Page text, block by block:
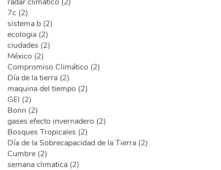
7c (2)
sistema b (2)
ecologia (2)
ciudades (2)
México (2)
Compromiso Climático (2)
Día de la tierra (2)
maquina del tiempo (2)
GEI (2)
Bonn (2)
gases efecto invernadero (2)
Bosques Tropicales (2)
Día de la Sobrecapacidad de la Tierra (2)
Cumbre (2)
semana climatica (2)